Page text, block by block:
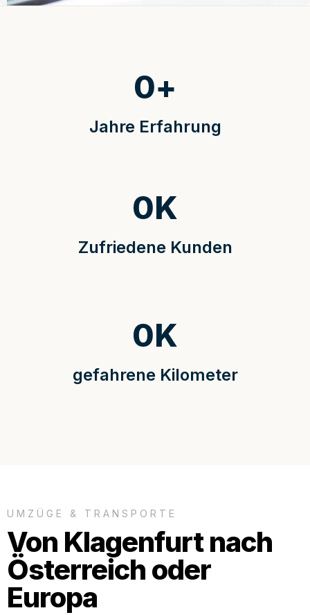
Jahre Erfahrung
0+
Zufriedene Kunden
0K
gefahrene Kilometer
0K
UMZÜGE & TRANSPORTE
Von Klagenfurt nach
Österreich oder
Europa